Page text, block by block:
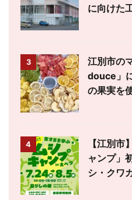
に向けた
3
江別市の
douce」
の果実を
4
【江別市
ャンプ」
シ・クワ